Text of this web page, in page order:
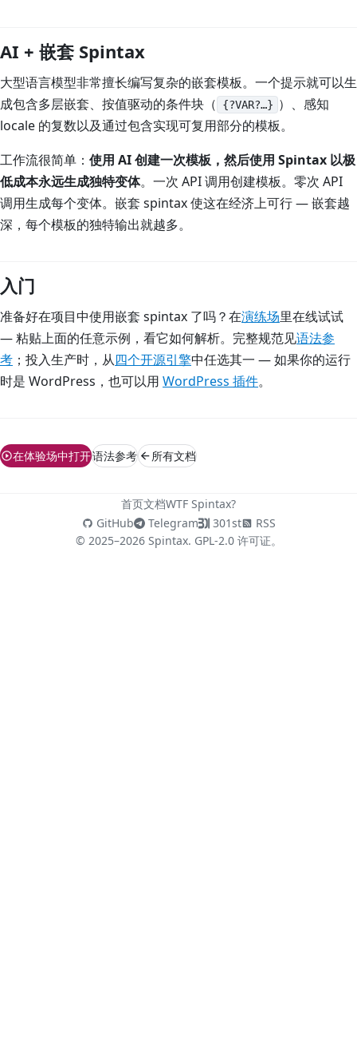
AI + 嵌套 Spintax
大型语言模型非常擅长编写复杂的嵌套模板。一个提示就可以生
成包含多层嵌套、按值驱动的条件块（
{?VAR?…} ）、感知
locale 的复数以及通过包含实现可复用部分的模板。
工作流很简单： 使用 AI 创建一次模板，然后使用 Spintax 以极
低成本永远生成独特变体。一次 API 调用创建模板。零次 API
调用生成每个变体。嵌套 spintax 使这在经济上可行 — 嵌套越
深，每个模板的独特输出就越多。
入门
准备好在项目中使用嵌套 spintax 了吗？在演练场里在线试试
— 粘贴上面的任意示例，看它如何解析。完整规范见语法参
考 ；投入生产时，从四个开源引擎中任选其一 — 如果你的运行
时是 WordPress，也可以用 WordPress 插件。
在体验场中打开语法参考 所有文档
首页文档WTF Spintax?
GitHub
Telegram 301st
RSS
© 2025–2026 Spintax. GPL-2.0 许可证。